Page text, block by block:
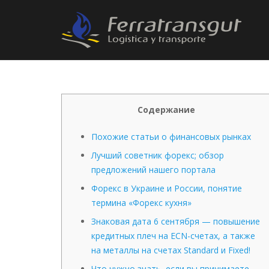
Содержание
Похожие статьи о финансовых рынках
Лучший советник форекс; обзор
предложений нашего портала
Форекс в Украине и России, понятие
термина «Форекс кухня»
Знаковая дата 6 сентября — повышение
кредитных плеч на ECN-счетах, а также
на металлы на счетах Standard и Fixed!